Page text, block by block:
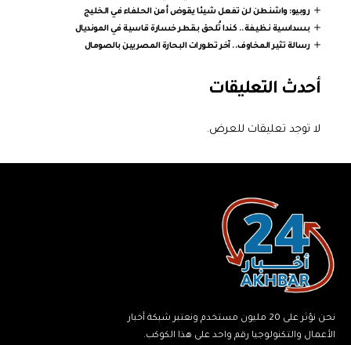
روبيو: واشنطن لن تفعل شيئا يقوض أمن الحلفاء في الخليج
بسداسية نظيفة.. كندا تُلحق بقطر خسارة قاسية في المونديال
رسالة تثير المخاوف.. آخر تطورات البحارة المصريين بالصومال
أحدث التعليقات
لا توجد تعليقات للعرض.
نحن نؤثر على 20 مليون مستخدم ونعتبر شبكة أخبار
الأعمال والتكنولوجيا رقم واحد على هذا الكوكب.